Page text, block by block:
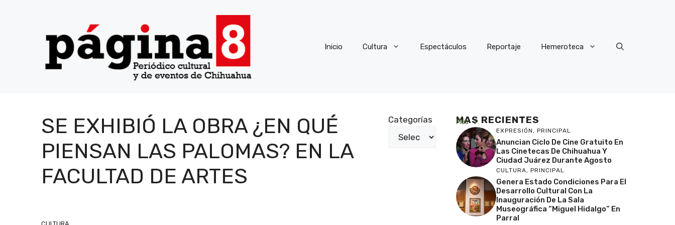
Inicio Cultura Espectáculos Reportaje Hemeroteca
SE EXHIBIÓ LA OBRA ¿EN QUÉ
PIENSAN LAS PALOMAS? EN LA
FACULTAD DE ARTES
Categorías MAS RECIENTES
Más
EXPRESIÓN, PRINCIPAL
Anuncian Ciclo De Cine Gratuito En
Las Cinetecas De Chihuahua Y
Ciudad Juárez Durante Agosto
CULTURA, PRINCIPAL
Genera Estado Condiciones Para El
Desarrollo Cultural Con La
Inauguración De La Sala
Museográfica “Miguel Hidalgo” En
Parral